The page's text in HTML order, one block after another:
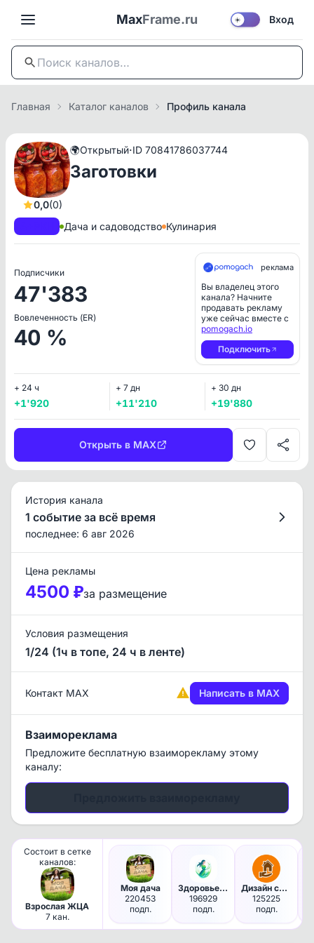
MaxFrame.ru ☀️ Вход
Главная Каталог каналов Профиль канала
0,0(0)
🌍Открытый·ID 70841786037744
Заготовки
Дача и садоводство Кулинария
Подписчики
47'383
Вовлеченность (ER)
40 %
реклама
Вы владелец этого
канала? Начните
продавать рекламу
уже сейчас вместе с
pomogach.io
Подключить
+ 24 ч
+1'920
+ 7 дн
+11'210
+ 30 дн
+19'880
Открыть в MAX
История канала
1 событие за всё время
последнее: 6 авг 2026
Цена рекламы
4500 ₽за размещение
Условия размещения
1/24 (1ч в топе, 24 ч в ленте)
Контакт MAX Написать в MAX
Взаимореклама
Предложите бесплатную взаиморекламу этому
каналу:
Состоит в сетке
каналов:
Взрослая ЖЦА
7 кан.
Моя дача
220453
подп.
Здоровье женщины
196929
подп.
Дизайн своими руками
125225
подп.